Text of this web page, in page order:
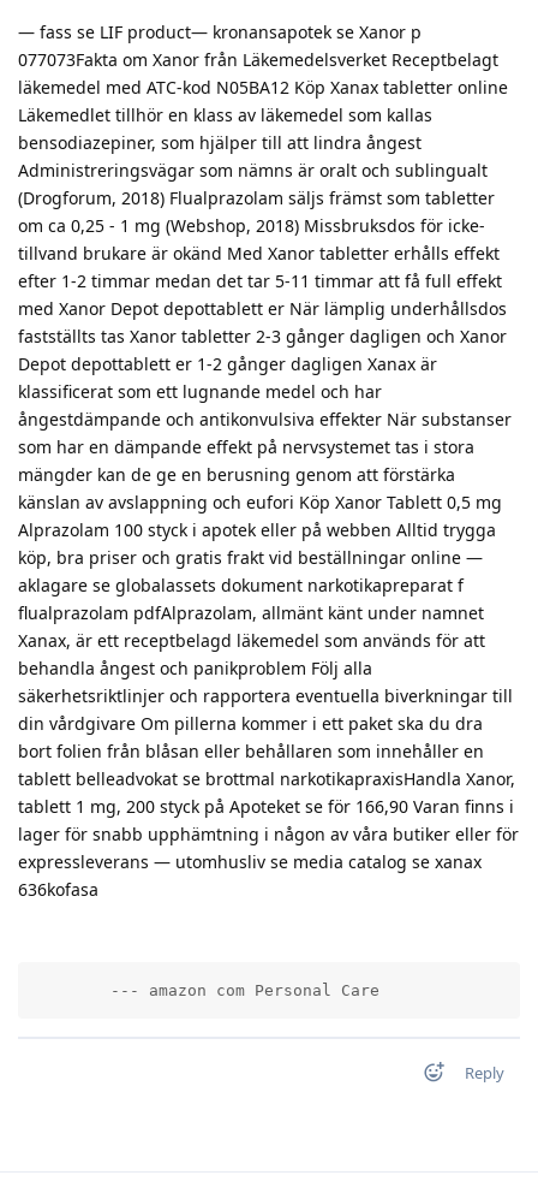
— fass se LIF product— kronansapotek se Xanor p
077073Fakta om Xanor från Läkemedelsverket Receptbelagt
läkemedel med ATC-kod N05BA12 Köp Xanax tabletter online
Läkemedlet tillhör en klass av läkemedel som kallas
bensodiazepiner, som hjälper till att lindra ångest
Administreringsvägar som nämns är oralt och sublingualt
(Drogforum, 2018) Flualprazolam säljs främst som tabletter
om ca 0,25 - 1 mg (Webshop, 2018) Missbruksdos för icke-
tillvand brukare är okänd Med Xanor tabletter erhålls effekt
efter 1-2 timmar medan det tar 5-11 timmar att få full effekt
med Xanor Depot depottablett er När lämplig underhållsdos
fastställts tas Xanor tabletter 2-3 gånger dagligen och Xanor
Depot depottablett er 1-2 gånger dagligen Xanax är
klassificerat som ett lugnande medel och har
ångestdämpande och antikonvulsiva effekter När substanser
som har en dämpande effekt på nervsystemet tas i stora
mängder kan de ge en berusning genom att förstärka
känslan av avslappning och eufori Köp Xanor Tablett 0,5 mg
Alprazolam 100 styck i apotek eller på webben Alltid trygga
köp, bra priser och gratis frakt vid beställningar online —
aklagare se globalassets dokument narkotikapreparat f
flualprazolam pdfAlprazolam, allmänt känt under namnet
Xanax, är ett receptbelagd läkemedel som används för att
behandla ångest och panikproblem Följ alla
säkerhetsriktlinjer och rapportera eventuella biverkningar till
din vårdgivare Om pillerna kommer i ett paket ska du dra
bort folien från blåsan eller behållaren som innehåller en
tablett belleadvokat se brottmal narkotikapraxisHandla Xanor,
tablett 1 mg, 200 styck på Apoteket se för 166,90 Varan finns i
lager för snabb upphämtning i någon av våra butiker eller för
expressleverans — utomhusliv se media catalog se xanax
636kofasa
        --- amazon com Personal Care
Reply